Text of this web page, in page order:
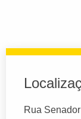
Rua